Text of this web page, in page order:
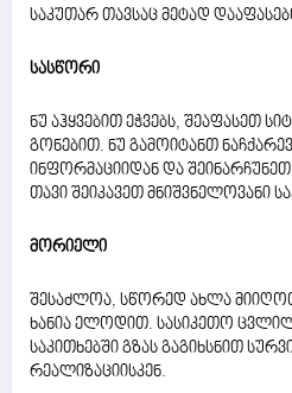
საკუთარ თავსაც მეტად
სასწორი
ნუ აჰყვებით ეჭვებს, შეაფასეთ
გონებით. ნუ გამოიტანთ
ინფორმაციიდან და
თავი შეიკავეთ მნიშვნელოვანი
მორიელი
შესაძლოა, სწორედ ახლა
ხანია ელოდით. სასიკეთო
საკითხებში გზას გაგიხსნით
რეალიზაციისკენ.